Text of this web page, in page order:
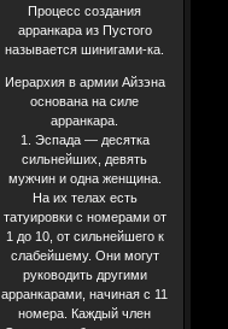
Процесс создания
арранкара из Пустого
называется шинигами-ка.
Иерархия в армии Айзэна
основана на силе
арранкара.
1. Эспада — десятка
сильнейших, девять
мужчин и одна женщина.
На их телах есть
татуировки с номерами от
1 до 10, от сильнейшего к
слабейшему. Они могут
руководить другими
арранкарами, начиная с 11
номера. Каждый член